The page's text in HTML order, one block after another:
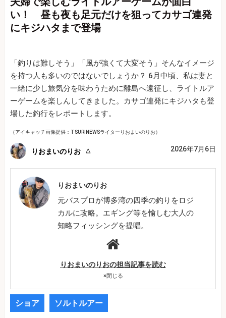
い！ 昼も夜も足元だけを狙ってカサゴ連発
にキジハタまで登場
「釣りは難しそう」「風が強くて大変そう」そんなイメージ
を持つ人も多いのではないでしょうか？ 6月中頃、私は妻と
一緒に少し旅気分を味わうために離島へ遠征し、ライトルア
ーゲームを楽しんしてきました。カサゴ連発にキジハタも登
場した釣行をレポートします。
（アイキャッチ画像提供：TSURINEWSライターりおまいのりお）
りおまいのりお 2026年7月6日
りおまいのりお
元バスプロが博多湾の四季の釣りをロジ
カルに攻略。エギング等を愉しむ大人の
知略フィッシングを提唱。
りおまいのりおの担当記事を読む
×閉じる
ショア ソルトルアー